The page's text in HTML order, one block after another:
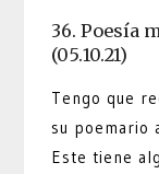
36. Poesía
(05.10.21)
Tengo que
su poemario
Este tiene